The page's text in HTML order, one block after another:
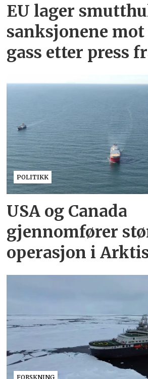
EU lager
sanksjonene
gass etter press
POLITIKK
USA og Canada
gjennomfører
operasjon i
FORSKNING